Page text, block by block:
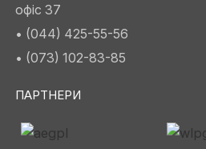
офіс 37
• (044) 425-55-56
• (073) 102-83-85
ПАРТНЕРИ